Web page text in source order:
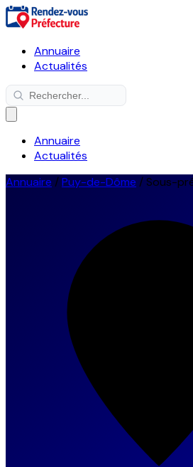
Annuaire
Actualités
Annuaire
Actualités
Annuaire /Puy-de-Dôme / Sous-